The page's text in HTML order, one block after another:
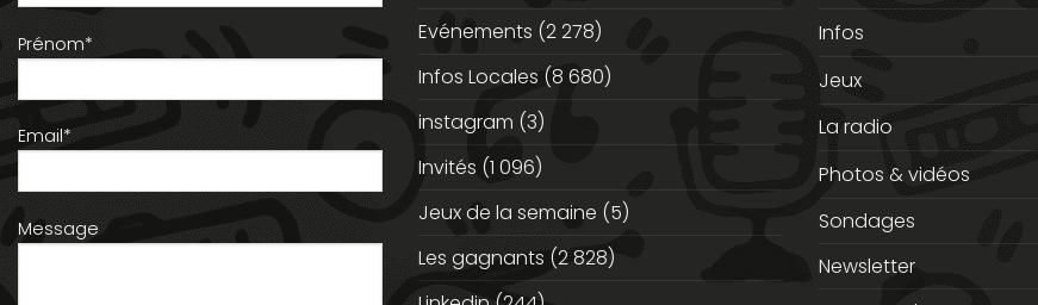
Prénom*
Email*
Message
Evénements (2 278)
Infos Locales (8 680)
instagram (3)
Invités (1 096)
Jeux de la semaine (5)
Les gagnants (2 828)
Infos
Jeux
La radio
Photos & vidéos
Sondages
Newsletter